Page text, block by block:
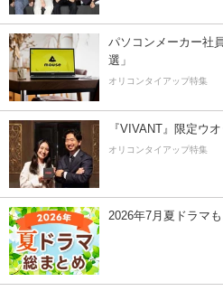
パソコンメーカー社
選」
オリコンタイアップ特集
『VIVANT』限定ウ
オリコンタイアップ特集
2026年7月夏ドラマ